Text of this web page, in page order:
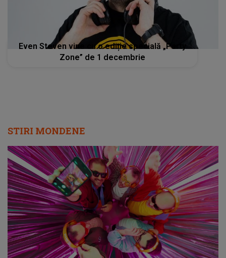
Even Steven vine cu o ediție specială „Party
Zone” de 1 decembrie
STIRI MONDENE